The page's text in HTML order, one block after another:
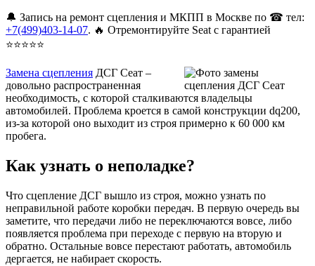
🔔 Запись на ремонт сцепления и МКПП в Москве по ☎ тел:
+7(499)403-14-07. 🔥 Отремонтируйте Seat с гарантией
⭐⭐⭐⭐⭐
Замена сцепления ДСГ Сеат –
довольно распространенная
необходимость, с которой сталкиваются владельцы
автомобилей. Проблема кроется в самой конструкции dq200,
из-за которой оно выходит из строя примерно к 60 000 км
пробега.
Как узнать о неполадке?
Что сцепление ДСГ вышло из строя, можно узнать по
неправильной работе коробки передач. В первую очередь вы
заметите, что передачи либо не переключаются вовсе, либо
появляется проблема при переходе с первую на вторую и
обратно. Остальные вовсе перестают работать, автомобиль
дергается, не набирает скорость.